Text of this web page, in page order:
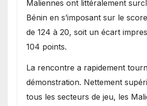
Maliennes ont littéralement
Bénin en s’imposant sur le
de 124 à 20, soit un écart
104 points.
La rencontre a rapidement
démonstration. Nettement
tous les secteurs de jeu, les